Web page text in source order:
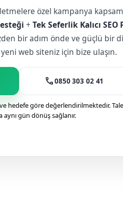
özel kampanya
+Tek Seferlik Kalıcı SEO
bir adım önde ve güçlü bir
web siteniz için bize ulaşın.
call0850 303 02 41
hedefe göre değerlendirilmektedir.
aynı gün dönüş sağlanır.